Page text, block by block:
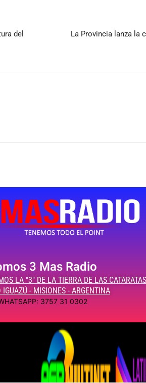
del
La Provincia lanza la
3 Mas Radio
LA "3" DE LA TIERRA DE LAS CATARATAS
IGUAZÚ - MISIONES - ARGENTINA
3757 31 0302